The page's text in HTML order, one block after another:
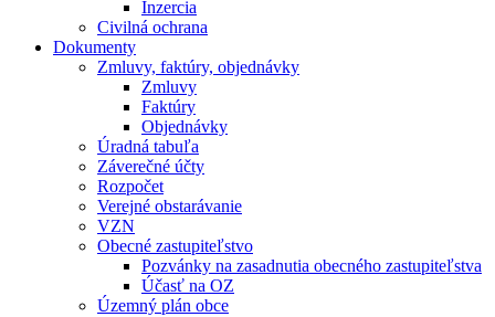
Inzercia
Civilná ochrana
Dokumenty
Zmluvy, faktúry, objednávky
Zmluvy
Faktúry
Objednávky
Úradná tabuľa
Záverečné účty
Rozpočet
Verejné obstarávanie
VZN
Obecné zastupiteľstvo
Pozvánky na zasadnutia obecného zastupiteľstva
Účasť na OZ
Územný plán obce